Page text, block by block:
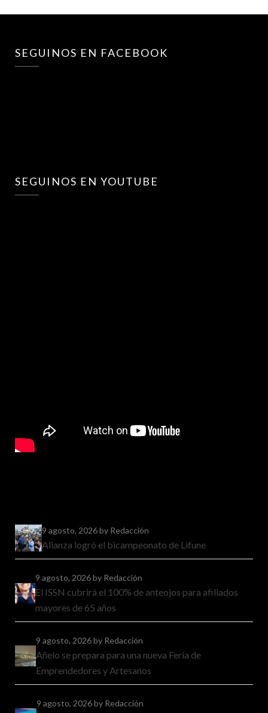
SEGUINOS EN FACEBOOK
SEGUINOS EN YOUTUBE
9 agosto, 2026by Redacción
Alianza logró el bicampeonato de Lifune
9 agosto, 2026by Redacción
El ISSN cubrirá el 100% de anteojos para afiliados
mayores de 65 años
9 agosto, 2026by Redacción
Añelo se prepara para una nueva Feria de
Emprendedores y Artesanos
9 agosto, 2026by Redacción